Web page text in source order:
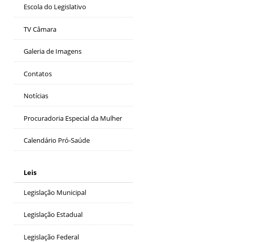
Escola do Legislativo
TV Câmara
Galeria de Imagens
Contatos
Notícias
Procuradoria Especial da Mulher
Calendário Pró-Saúde
Leis
Legislação Municipal
Legislação Estadual
Legislação Federal